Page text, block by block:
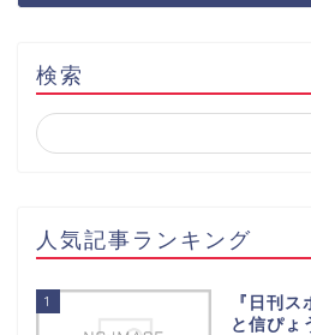
検索
人気記事ランキング
1
『日刊
と信ぴょ